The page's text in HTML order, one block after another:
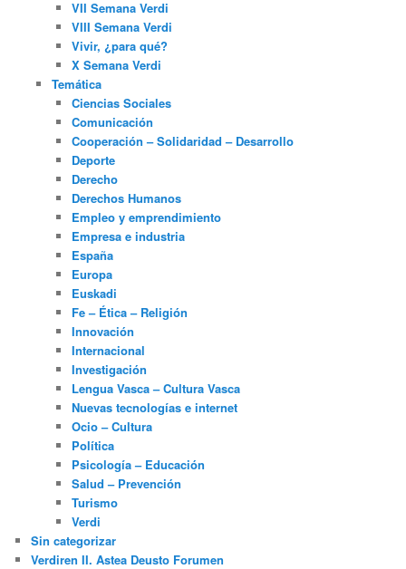
VII Semana Verdi
VIII Semana Verdi
Vivir, ¿para qué?
X Semana Verdi
Temática
Ciencias Sociales
Comunicación
Cooperación – Solidaridad – Desarrollo
Deporte
Derecho
Derechos Humanos
Empleo y emprendimiento
Empresa e industria
España
Europa
Euskadi
Fe – Ética – Religión
Innovación
Internacional
Investigación
Lengua Vasca – Cultura Vasca
Nuevas tecnologías e internet
Ocio – Cultura
Política
Psicología – Educación
Salud – Prevención
Turismo
Verdi
Sin categorizar
Verdiren II. Astea Deusto Forumen